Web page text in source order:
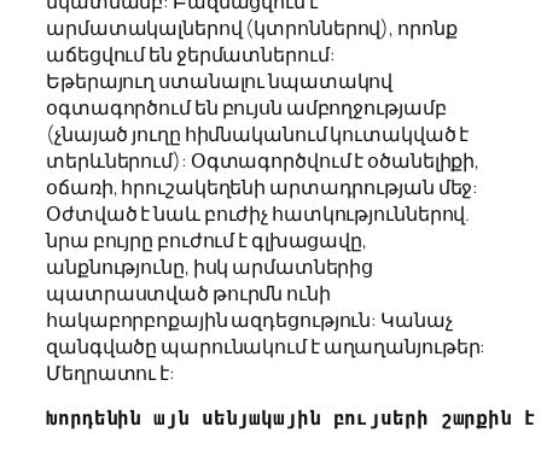
արմատակալներով (կտրոններով), որոնք
աճեցվում են ջերմատներում:
Եթերայուղ ստանալու նպատակով
օգտագործում են բույսն ամբողջությամբ
(չնայած յուղը հիմնականում կուտակված է
տերևներում): Օգտագործվում է օծանելիքի,
օճառի, հրուշակեղենի արտադրության մեջ:
Օժտված է նաև բուժիչ հատկություններով.
նրա բույրը բուժում է գլխացավը,
անքնությունը, իսկ արմատներից
պատրաստված թուրմն ունի
հակաբորբոքային ազդեցություն: Կանաչ
զանգվածը պարունակում է աղաղանյութեր:
Մեղրատու է:
Խորդենին այն սենյակային բույսերի շարքին